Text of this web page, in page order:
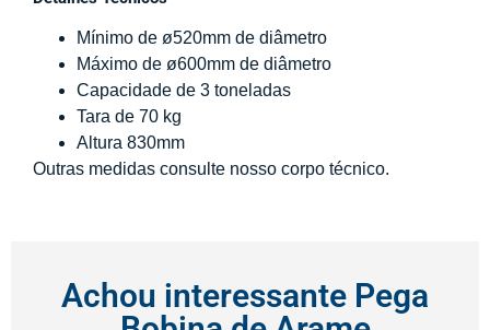
Mínimo de ø520mm de diâmetro
Máximo de ø600mm de diâmetro
Capacidade de 3 toneladas
Tara de 70 kg
Altura 830mm
Outras medidas consulte nosso corpo técnico.
Achou interessante Pega